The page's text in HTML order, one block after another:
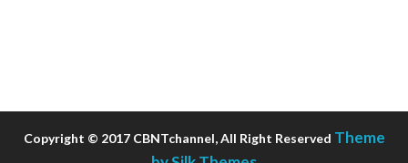
Copyright © 2017 CBNTchannel, All Right Reserved Theme